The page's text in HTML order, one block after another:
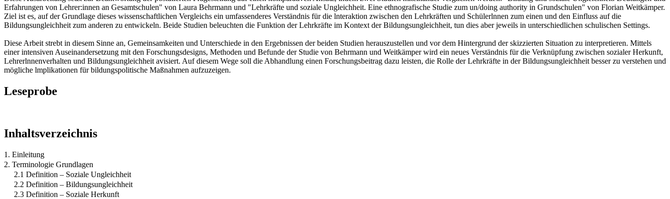
Erfahrungen von Lehrer:innen an Gesamtschulen" von Laura Behrmann und "Lehrkräfte und soziale Ungleichheit. Eine ethnografische Studie zum un/doing authority in Grundschulen" von Florian Weitkämper.
Ziel ist es, auf der Grundlage dieses wissenschaftlichen Vergleichs ein umfassenderes Verständnis für die lnteraktion zwischen den Lehrkräften und Schülerlnnen zum einen und den Einfluss auf die
Bildungsungleichheit zum anderen zu entwickeln. Beide Studien beleuchten die Funktion der Lehrkräfte im Kontext der Bildungsungleichheit, tun dies aber jeweils in unterschiedlichen schulischen Settings.
Diese Arbeit strebt in diesem Sinne an, Gemeinsamkeiten und Unterschiede in den Ergebnissen der beiden Studien herauszustellen und vor dem Hintergrund der skizzierten Situation zu interpretieren. Mittels
einer intensiven Auseinandersetzung mit den Forschungsdesigns, Methoden und Befunde der Studie von Behrmann und Weitkämper wird ein neues Verständnis für die Verknüpfung zwischen sozialer Herkunft,
Lehrerlnnenverhalten und Bildungsungleichheit avisiert. Auf diesem Wege soll die Abhandlung einen Forschungsbeitrag dazu leisten, die Rolle der Lehrkräfte in der Bildungsungleichheit besser zu verstehen und
mögliche lmplikationen für bildungspolitische Maßnahmen aufzuzeigen.
Leseprobe
Inhaltsverzeichnis
1. Einleitung
2. Terminologie Grundlagen
2.1 Definition – Soziale Ungleichheit
2.2 Definition – Bildungsungleichheit
2.3 Definition – Soziale Herkunft